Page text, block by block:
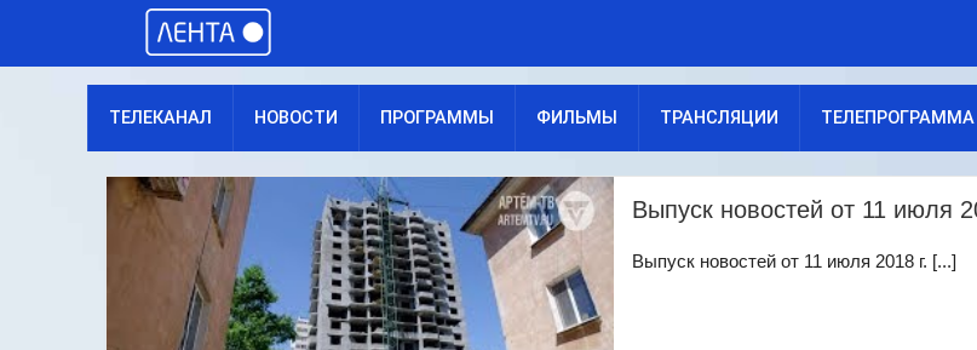
ТЕЛЕКАНАЛ НОВОСТИ ПРОГРАММЫ ФИЛЬМЫ ТРАНСЛЯЦИИ ТЕЛЕПРОГРАММА
Выпуск новостей от 11 июля
Выпуск новостей от 11 июля 2018 г. [...]